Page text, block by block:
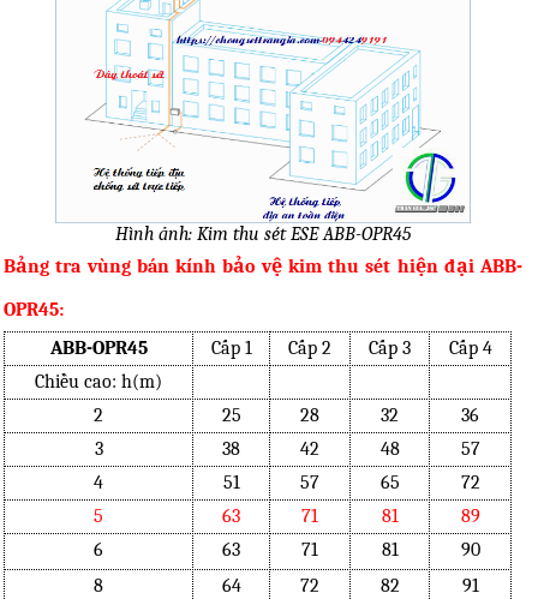
Hình ảnh: Kim thu sét ESE ABB-OPR45
Bảng tra vùng bán kính bảo vệ kim thu sét hiện đại ABB-
OPR45:
ABB-OPR45
Cấp 1 Cấp 2 Cấp 3
Cấp 4
Chiều cao: h(m)
2
25 28 32
36
3
38 42 48
57
4
51 57 65
72
5
63 71 81
89
6
63 71 81
90
8
64 72 82
91